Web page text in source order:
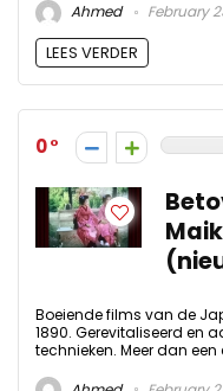
Ahmed
February
LEES VERDER
0
Boeiende films van de
1890. Gerevitaliseerd en
technieken. Meer dan een